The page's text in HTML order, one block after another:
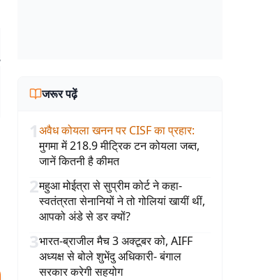
जरूर पढ़ें
1अवैध कोयला खनन पर CISF का प्रहार:
मुगमा में 218.9 मीट्रिक टन कोयला जब्त,
जानें कितनी है कीमत
2महुआ मोईत्रा से सुप्रीम कोर्ट ने कहा-
स्वतंत्रता सेनानियों ने तो गोलियां खायीं थीं,
आपको अंडे से डर क्यों?
3भारत-ब्राजील मैच 3 अक्टूबर को, AIFF
अध्यक्ष से बोले शुभेंदु अधिकारी- बंगाल
सरकार करेगी सहयोग